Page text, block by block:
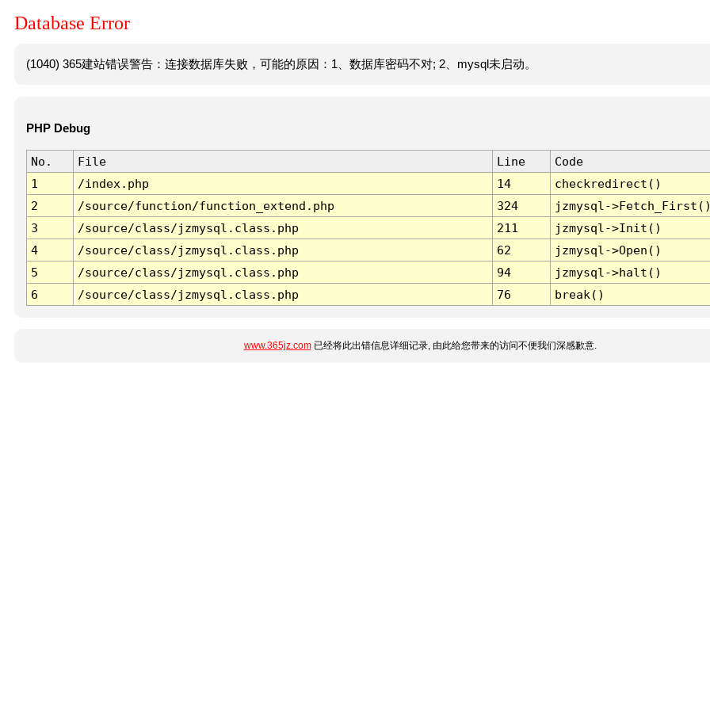
Database Error
(1040) 365建站错误警告：连接数据库失败，可能的原因：1、数据库密码不对; 2、mysql未启动。
PHP Debug
No. File Line
Code
1
/index.php 14
checkredirect()
2
/source/function/function_extend.php 324
jzmysql-
3
/source/class/jzmysql.class.php 211
jzmysql->Init()
4
/source/class/jzmysql.class.php 62
jzmysql->Open()
5
/source/class/jzmysql.class.php 94
jzmysql->halt()
6
/source/class/jzmysql.class.php 76 break()
www.365jz.com已经将此出错信息详细记录, 由此给您带来的访问不便我们深感歉意.